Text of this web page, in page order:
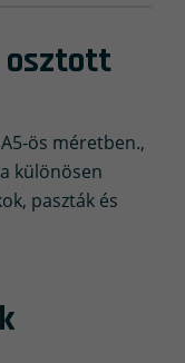
osztott
ös méretben.,
különösen
paszták és